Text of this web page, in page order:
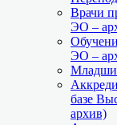
Врачи
ЭО –
ЭО –
базе
архив)